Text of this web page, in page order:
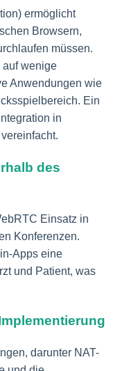
ermöglicht
Browsern,
müssen.
auf wenige
Anwendungen wie
Ein
in
des
Einsatz in
Konferenzen.
Apps eine
und Patient, was
darunter NAT-